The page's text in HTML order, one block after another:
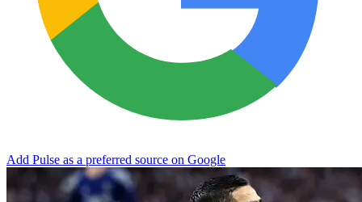
Add Pulse as a preferred source on Google